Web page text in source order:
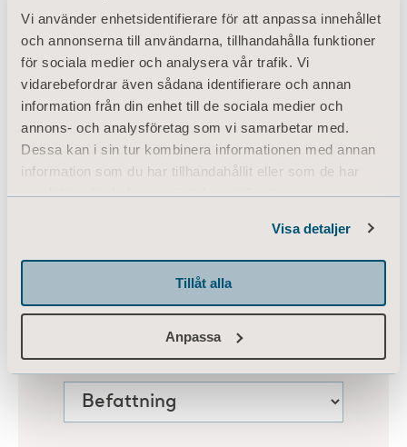
Vi använder enhetsidentifierare för att anpassa innehållet
och annonserna till användarna, tillhandahålla funktioner
för sociala medier och analysera vår trafik. Vi
vidarebefordrar även sådana identifierare och annan
information från din enhet till de sociala medier och
annons- och analysföretag som vi samarbetar med.
Dessa kan i sin tur kombinera informationen med annan
information som du har tillhandahållit eller som de har
samlat in när du har använt deras tjänster.
Visa detaljer
Tillåt alla
Anpassa